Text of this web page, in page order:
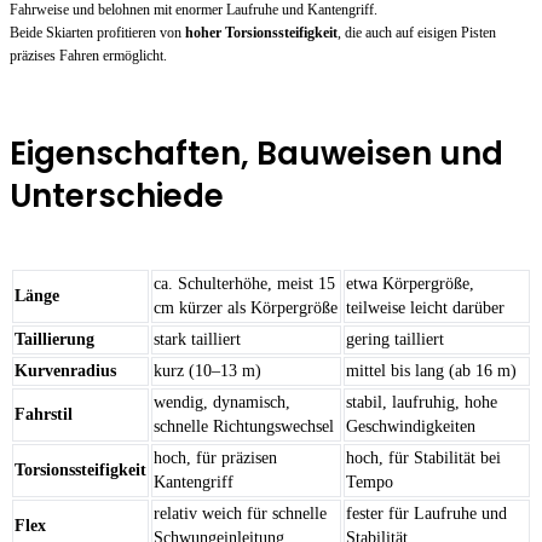
Fahrweise und belohnen mit enormer Laufruhe und Kantengriff.
Beide Skiarten profitieren von hoher Torsionssteifigkeit, die auch auf eisigen Pisten
präzises Fahren ermöglicht.
Eigenschaften, Bauweisen und
Unterschiede
Länge
ca. Schulterhöhe, meist 15
cm kürzer als Körpergröße
etwa Körpergröße,
teilweise leicht darüber
Taillierung
stark tailliert
gering tailliert
Kurvenradius
kurz (10–13 m) mittel bis lang (ab 16 m)
Fahrstil
wendig, dynamisch,
schnelle Richtungswechsel
stabil, laufruhig, hohe
Geschwindigkeiten
Torsionssteifigkeit
hoch, für präzisen
Kantengriff
hoch, für Stabilität bei
Tempo
Flex
relativ weich für schnelle
Schwungeinleitung
fester für Laufruhe und
Stabilität